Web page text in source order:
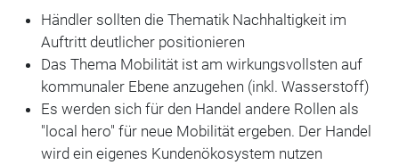
Händler sollten die Thematik Nachhaltigkeit im
Auftritt deutlicher positionieren
Das Thema Mobilität ist am wirkungsvollsten auf
kommunaler Ebene anzugehen (inkl. Wasserstoff)
Es werden sich für den Handel andere Rollen als
"local hero" für neue Mobilität ergeben. Der Handel
wird ein eigenes Kundenökosystem nutzen